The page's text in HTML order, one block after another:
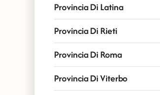
Provincia Di Latina
Provincia Di Rieti
Provincia Di Roma
Provincia Di Viterbo